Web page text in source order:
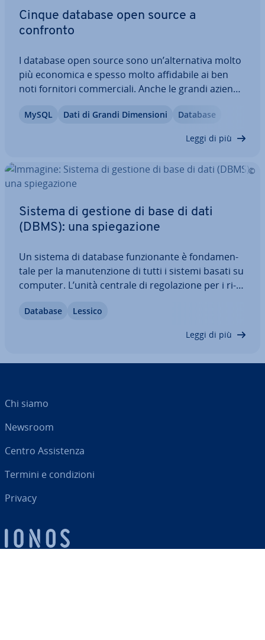
Cinque database open source a
confronto
I database open source sono un’al­ter­na­ti­va molto
più economica e spesso molto af­fi­da­bi­le ai ben
noti fornitori com­mer­cia­li. Anche le grandi aziende
sistema è adatto a quale scopo? Come si com­por­
MySQL Dati di Grandi Di­men­sio­ni Database
Leggi di più
Sistema di gestione di base di dati
(DBMS): una spie­ga­zio­ne
Un sistema di database fun­zio­nan­te è fon­da­men­
ta­le per la ma­nu­ten­zio­ne di tutti i sistemi basati su
computer. L’unità centrale di re­go­la­zio­ne per i ri­
gestione di base di dati (DBMS), che struttura e
Database Lessico
Leggi di più
Chi siamo
Newsroom
Centro As­si­sten­za
Termini e con­di­zio­ni
Privacy